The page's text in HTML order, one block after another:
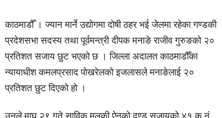
काठमाडौँ । ज्यान मार्ने उद्योगमा दोषी ठहर भई जेलमा रहेका गण्डकी
प्रदेशसभा सदस्य तथा पूर्वमन्त्री दीपक मनाङे राजीव गुरुङको २०
प्रतिशत सजाय छुट भएको छ । जिल्ला अदालत काठमाडौँका
न्यायाधीश कमलप्रसाद पोखरेलको इजलासले मनाङेलाई २०
प्रतिशत छुट दिएको हो ।
उनले माघ २९ गते साविक मुलुकी ऐनको दण्ड सजायको ४१ क नं